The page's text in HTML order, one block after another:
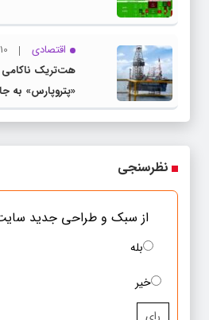
اقتصادی
10 تیر 1405
هت‌تریک
«پتروپارس» به
می‌کند
نظرسنجی
از سبک و طراحی جدید
بله
خیر
رای